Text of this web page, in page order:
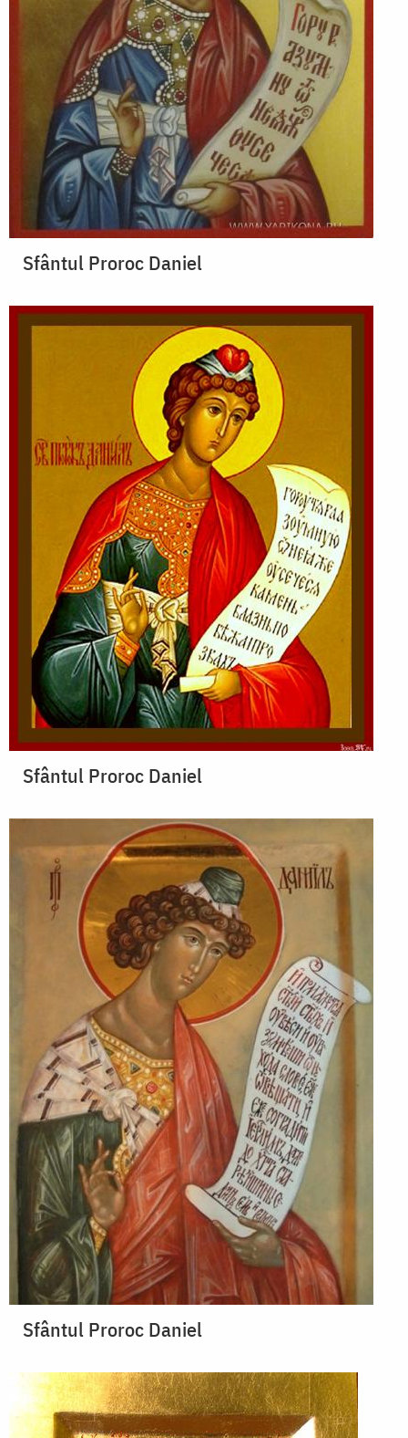
Sfântul Proroc Daniel
Sfântul Proroc Daniel
Sfântul Proroc Daniel